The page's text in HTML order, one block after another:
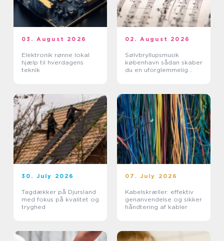
03. August 2026
Elektronik rønne lokal
hjælp til hverdagens
teknik
02. August 2026
Sølvbryllupsmusik
københavn sådan skaber
du en uforglemmelig
30. July 2026
Tagdækker på Djursland
med fokus på kvalitet og
tryghed
07. July 2026
Kabelskræller: effektiv
genanvendelse og sikker
håndtering af kabler